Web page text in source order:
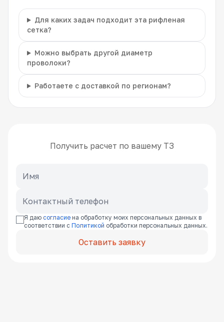
Для каких задач подходит эта рифленая
сетка?
Можно выбрать другой диаметр
проволоки?
Работаете с доставкой по регионам?
Получить расчет по вашему ТЗ
Я даю согласие на обработку моих персональных данных в
соответствии с Политикой обработки персональных данных.
Оставить заявку